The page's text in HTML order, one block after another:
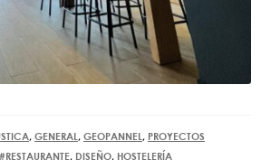
GENERAL GEOPANNEL
PROYECTOS
#RESTAURANTE DISEÑO HOSTELERÍA